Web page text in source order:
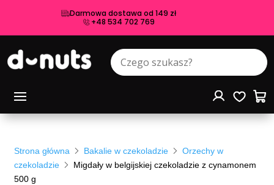
Darmowa dostawa od 149 zł
+48 534 702 769
Strona główna Bakalie w czekoladzie
Orzechy w
czekoladzie
Migdały w belgijskiej czekoladzie z cynamonem
500 g